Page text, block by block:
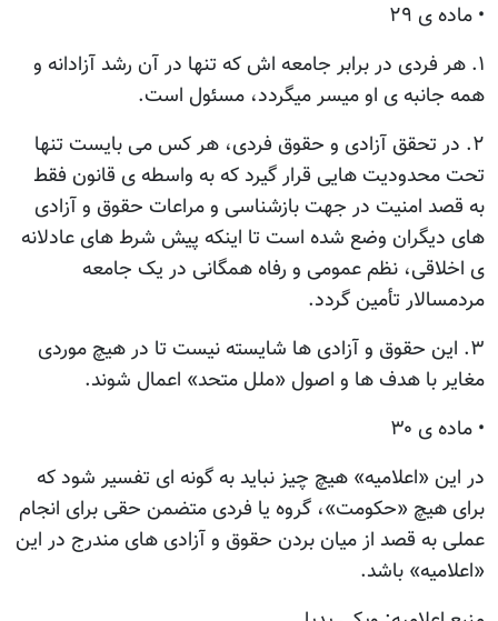
• ماده ی ۲۹
۱. هر فردی در برابر جامعه اش که تنها در آن رشد آزادانه و
همه جانبه ی او میسر میگردد، مسئول است.
۲. در تحقق آزادی و حقوق فردی، هر کس می بایست تنها
تحت محدودیت هایی قرار گیرد که به واسطه ی قانون فقط
به قصد امنیت در جهت بازشناسی و مراعات حقوق و آزادی
های دیگران وضع شده است تا اینکه پیش شرط های عادلانه
ی اخلاقی، نظم عمومی و رفاه همگانی در یک جامعه
مردمسالار تأمین گردد.
۳. این حقوق و آزادی ها شایسته نیست تا در هیچ موردی
مغایر با هدف ها و اصول «ملل متحد» اعمال شوند.
• ماده ی ۳۰
در این «اعلامیه» هیچ چیز نباید به گونه ای تفسیر شود که
برای هیچ «حکومت»، گروه یا فردی متضمن حقی برای انجام
عملی به قصد از میان بردن حقوق و آزادی های مندرج در این
«اعلامیه» باشد.